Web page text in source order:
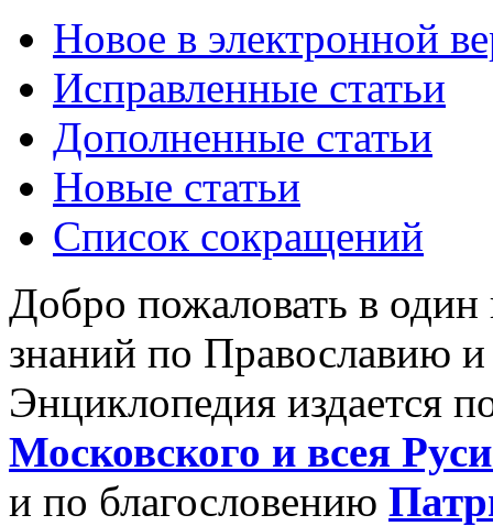
Новое в электронной
Исправленные статьи
Дополненные статьи
Новые статьи
Список сокращений
Добро пожаловать в
знаний по Православию
Энциклопедия издается
Московского и всея
и по благословению